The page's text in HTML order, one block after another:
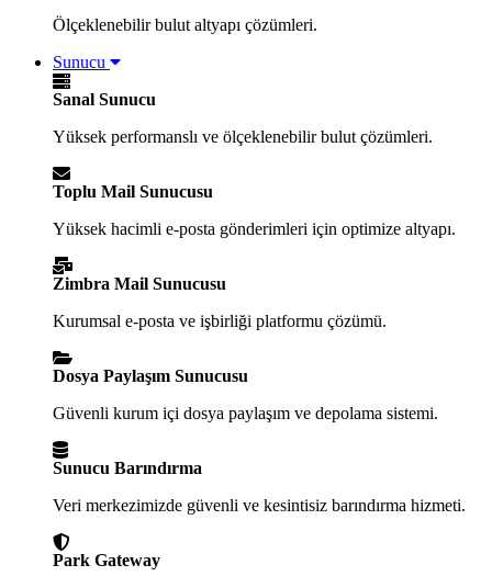
Ölçeklenebilir bulut altyapı çözümleri.
Sunucu
Sanal Sunucu
Yüksek performanslı ve ölçeklenebilir bulut çözümleri.
Toplu Mail Sunucusu
Yüksek hacimli e-posta gönderimleri için optimize altyapı.
Zimbra Mail Sunucusu
Kurumsal e-posta ve işbirliği platformu çözümü.
Dosya Paylaşım Sunucusu
Güvenli kurum içi dosya paylaşım ve depolama sistemi.
Sunucu Barındırma
Veri merkezimizde güvenli ve kesintisiz barındırma hizmeti.
Park Gateway